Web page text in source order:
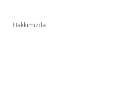
Hakkımızda